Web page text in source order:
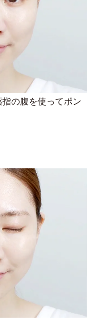
の腹を使ってポン